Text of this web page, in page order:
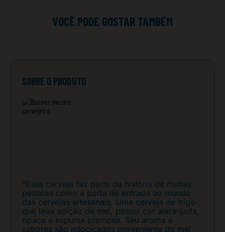
VOCÊ PODE GOSTAR TAMBÉM
SOBRE O PRODUTO
“Essa cerveja faz parte da história de muitas
pessoas como a porta de entrada ao mundo
das cervejas artesanais. Uma cerveja de trigo
que leva adição de mel, possui cor alaranjada,
opaca e espuma cremosa. Seu aroma e
sabores são adocicados proveniente do mel,